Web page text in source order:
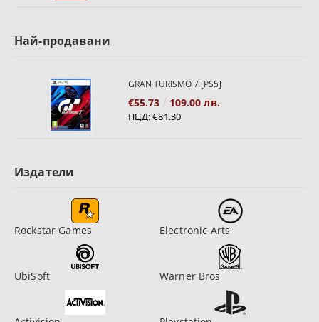
Най-продавани
GRAN TURISMO 7 [PS5]
€55.73 109.00 лв.
ПЦД:€81.30
Издатели
Rockstar Games Electronic Arts
UbiSoft Warner Bros